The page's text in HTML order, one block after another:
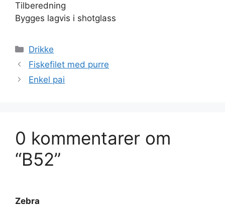
Tilberedning
Bygges lagvis i shotglass
Kategorier
Drikke
Fiskefilet med purre
Enkel pai
0 kommentarer om
“B52”
Zebra